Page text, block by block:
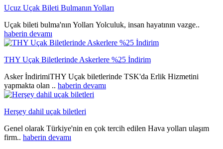
Ucuz Uçak Bileti Bulmanın Yolları
Uçak bileti bulma'nın Yolları Yolculuk, insan hayatının vazge..
haberin devamı
THY Uçak Biletlerinde Askerlere %25 İndirim
Asker İndirimiTHY Uçak biletlerinde TSK'da Erlik Hizmetini
yapmakta olan .. haberin devamı
Herşey dahil uçak biletleri
Genel olarak Türkiye'nin en çok tercih edilen Hava yolları ulaşım
firm.. haberin devamı